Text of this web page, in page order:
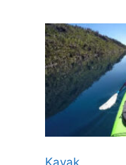
Kayak